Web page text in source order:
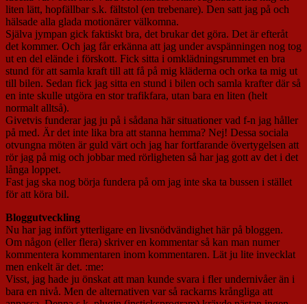
liten lätt, hopfällbar s.k. fältstol (en trebenare). Den satt jag på och
hälsade alla glada motionärer välkomna.
Själva jympan gick faktiskt bra, det brukar det göra. Det är efteråt
det kommer. Och jag får erkänna att jag under avspänningen nog tog
ut en del elände i förskott. Fick sitta i omklädningsrummet en bra
stund för att samla kraft till att få på mig kläderna och orka ta mig ut
till bilen. Sedan fick jag sitta en stund i bilen och samla krafter där så
en inte skulle utgöra en stor trafikfara, utan bara en liten (helt
normalt alltså).
Givetvis funderar jag ju på i sådana här situationer vad f-n jag håller
på med. Är det inte lika bra att stanna hemma? Nej! Dessa sociala
otvungna möten är guld värt och jag har fortfarande övertygelsen att
rör jag på mig och jobbar med rörligheten så har jag gott av det i det
långa loppet.
Fast jag ska nog börja fundera på om jag inte ska ta bussen i stället
för att köra bil.
Bloggutveckling
Nu har jag infört ytterligare en livsnödvändighet här på bloggen.
Om någon (eller flera) skriver en kommentar så kan man numer
kommentera kommentaren inom kommentaren. Lät ju lite invecklat
men enkelt är det. :me:
Visst, jag hade ju önskat att man kunde svara i fler undernivåer än i
bara en nivå. Men de alternativen var så rackarns krångliga att